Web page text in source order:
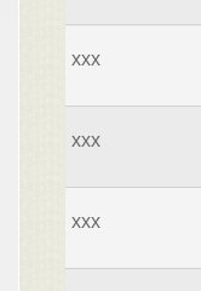
xxx
xxx
xxx